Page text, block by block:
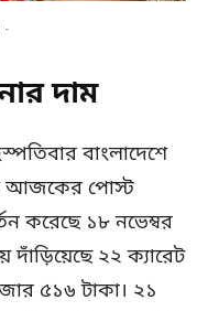
-
দাম
বাংলাদেশে
আজকের পোস্ট
করেছে ১৮ নভেম্বর
২২ ক্যারেট
৫১৬ টাকা। ২১